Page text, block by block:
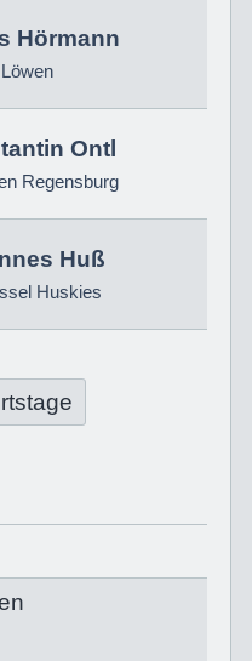
Hörmann
Ontl
Regensburg
Huß
Huskies